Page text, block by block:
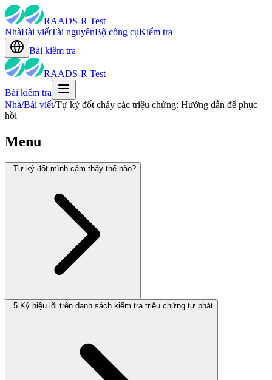
RAADS-R Test
NhàBài viếtTài nguyênBộ công cụKiểm tra
Bài kiểm tra
RAADS-R Test
Bài kiểm tra
Nhà/Bài viết/Tự kỷ đốt cháy các triệu chứng: Hướng dẫn để phục
hồi
Menu
Tự kỷ đốt mình cảm thấy thế nào?
5 Ký hiệu lõi trên danh sách kiểm tra triệu chứng tự phát